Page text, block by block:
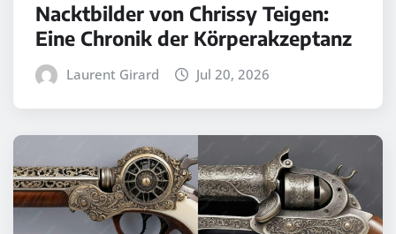
Nacktbilder von Chrissy Teigen:
Eine Chronik der Körperakzeptanz
Laurent Girard Jul 20, 2026